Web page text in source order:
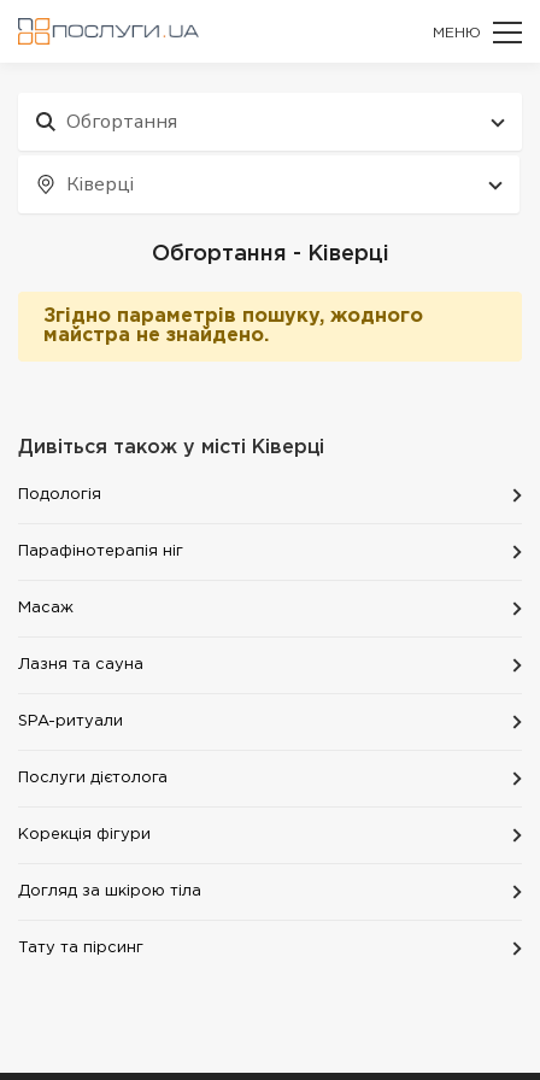
МЕНЮ
Обгортання
Ківерці
Обгортання - Ківерці
Згідно параметрів пошуку, жодного
майстра не знайдено.
Дивіться також у місті Ківерці
Подологія
Парафінотерапія ніг
Масаж
Лазня та сауна
SPA-ритуали
Послуги дієтолога
Корекція фігури
Догляд за шкірою тіла
Тату та пірсинг